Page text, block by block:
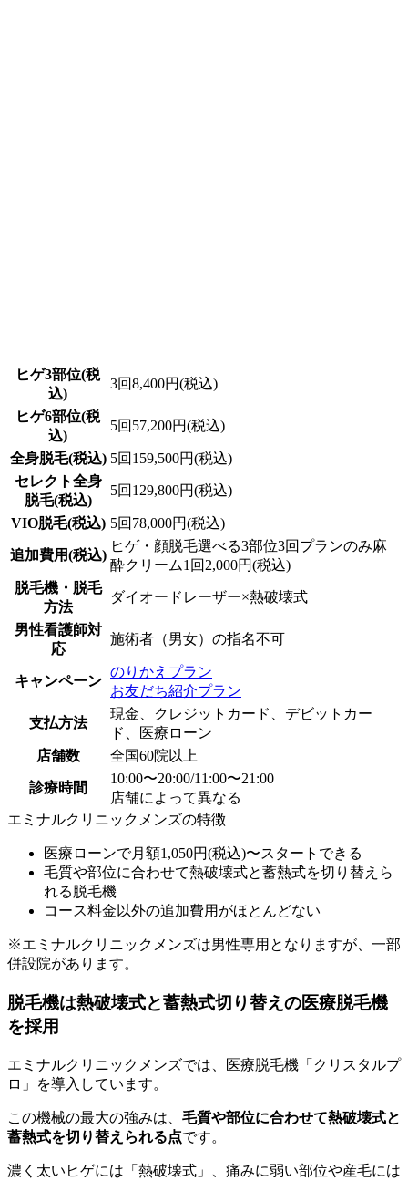
ヒゲ3部位(税
込)
3回8,400円(税込)
ヒゲ6部位(税
込)
5回57,200円(税込)
全身脱毛(税込) 5回159,500円(税込)
セレクト全身
脱毛(税込)
5回129,800円(税込)
VIO脱毛(税込) 5回78,000円(税込)
追加費用(税込)
ヒゲ・顔脱毛選べる3部位3回プランのみ麻
酔クリーム1回2,000円(税込)
脱毛機・脱毛
方法
ダイオードレーザー×熱破壊式
男性看護師対
応
施術者（男女）の指名不可
キャンペーン
のりかえプラン
お友だち紹介プラン
支払方法
現金、クレジットカード、デビットカー
ド、医療ローン
店舗数
全国60院以上
診療時間
10:00〜20:00/11:00〜21:00
店舗によって異なる
エミナルクリニックメンズの特徴
医療ローンで月額1,050円(税込)〜スタートできる
毛質や部位に合わせて熱破壊式と蓄熱式を切り替えら
れる脱毛機
コース料金以外の追加費用がほとんどない
※エミナルクリニックメンズは男性専用となりますが、一部
併設院があります。
脱毛機は熱破壊式と蓄熱式切り替えの医療脱毛機
を採用
エミナルクリニックメンズでは、医療脱毛機「クリスタルプ
ロ」を導入しています。
この機械の最大の強みは、 毛質や部位に合わせて熱破壊式と
蓄熱式を切り替えられる点です。
濃く太いヒゲには「熱破壊式」、痛みに弱い部位や産毛には